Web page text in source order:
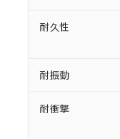
耐久性
耐振動
耐衝撃